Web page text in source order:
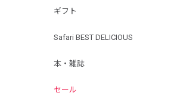
ギフト
Safari BEST DELICIOUS
本・雑誌
セール